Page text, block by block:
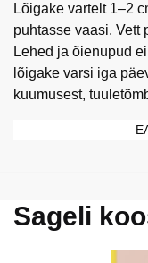
Lõigake vartelt 1–2
puhtasse vaasi. Vett
Lehed ja õienupud
lõigake varsi iga
kuumusest,
Sageli